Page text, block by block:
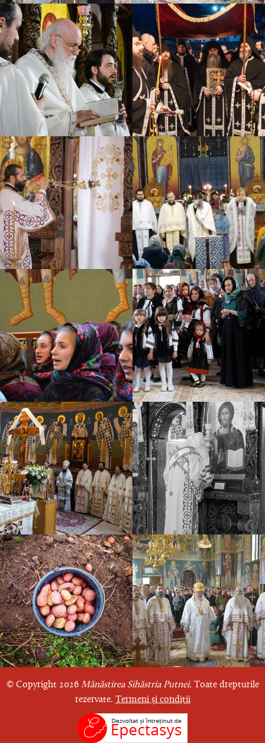
© Copyright 2026 Mănăstirea Sihăstria Putnei. Toate drepturile
rezervate. Termeni și condiții